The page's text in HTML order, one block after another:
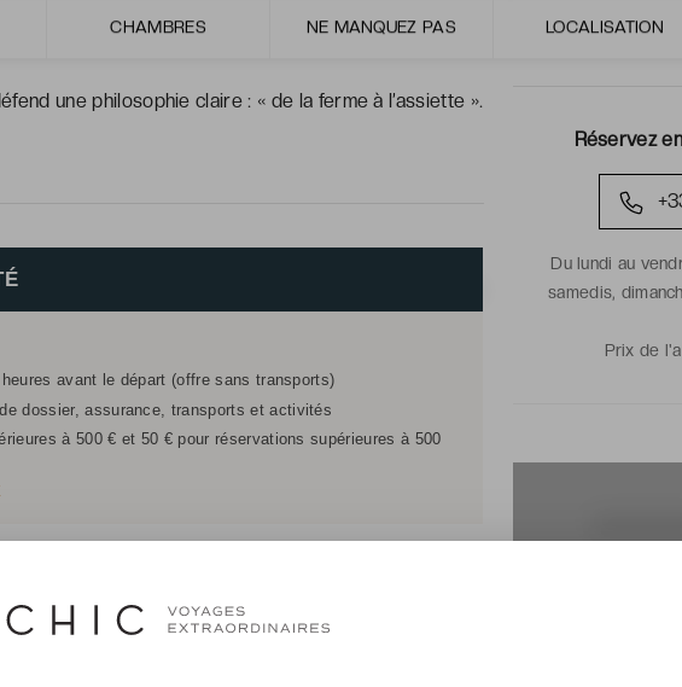
CHAMBRES NE MANQUEZ PAS LOCALISATION
au cœur de la ville avec hammam, massages et centre
une philosophie claire : « de la ferme à l’assiette ».
avant le départ (offre sans transports)
dossier, assurance, transports et activités
à 500 € et 50 € pour réservations supérieures à 500
Réservez
Du lundi au
samedis,
Prix de
OFFREZ
La e-carte